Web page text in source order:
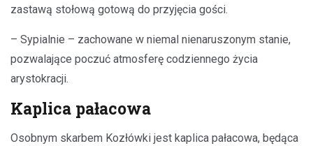
zastawą stołową gotową do przyjęcia gości.
– Sypialnie – zachowane w niemal nienaruszonym stanie,
pozwalające poczuć atmosferę codziennego życia
arystokracji.
Kaplica pałacowa
Osobnym skarbem Kozłówki jest kaplica pałacowa, będąca